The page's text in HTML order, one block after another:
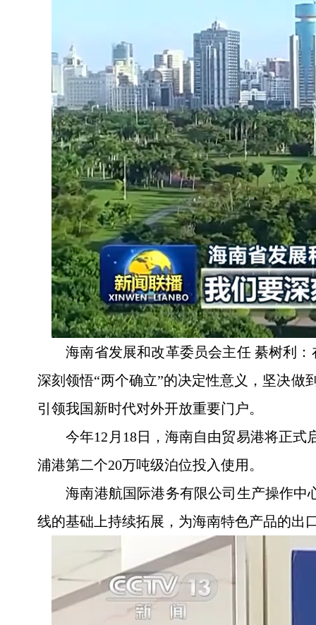
海南省发展和改革委员会主任 綦树利
深刻领悟“两个确立”的决定性意义，坚决做
引领我国新时代对外开放重要门户。
今年12月18日，海南自由贸易港将正
浦港第二个20万吨级泊位投入使用。
海南港航国际港务有限公司生产操作中
线的基础上持续拓展，为海南特色产品的出